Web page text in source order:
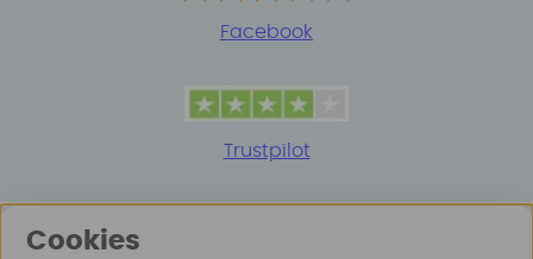
Facebook
Trustpilot
Cookies